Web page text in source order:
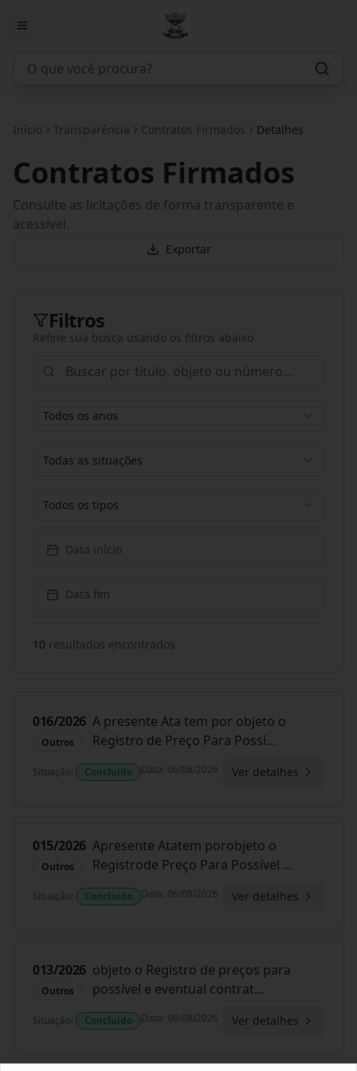
Início Transparência Contratos Firmados Detalhes
Contratos Firmados
Consulte as licitações de forma transparente e
acessível.
Exportar
Filtros
Refine sua busca usando os filtros abaixo
Todos os anos
Todas as situações
Todos os tipos
Data início
Data fim
10 resultados encontrados
016/2026
Outros
A presente Ata tem por objeto o
Registro de Preço Para Possí...
Situação: Concluído Data: 06/08/2026 Ver detalhes
015/2026
Outros
Apresente Atatem porobjeto o
Registrode Preço Para Possível ...
Situação: Concluído Data: 06/08/2026 Ver detalhes
013/2026
Outros
objeto o Registro de preços para
possível e eventual contrat...
Situação: Concluído Data: 06/08/2026 Ver detalhes